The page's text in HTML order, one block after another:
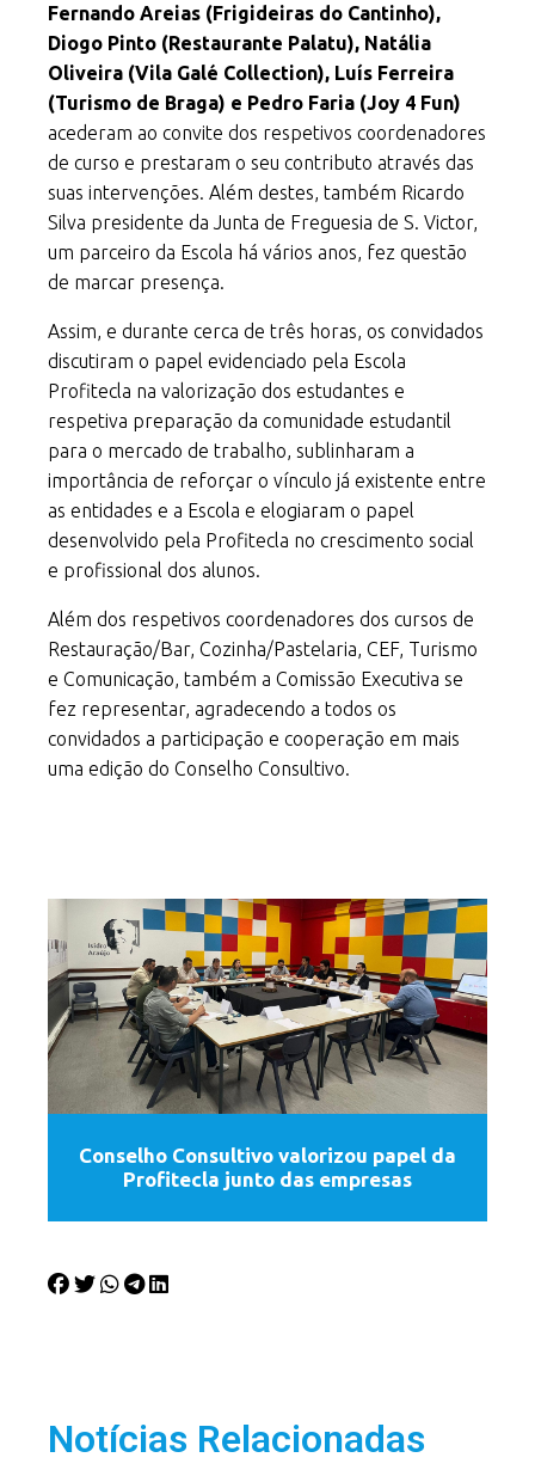
Fernando Areias (Frigideiras do Cantinho),
Diogo Pinto (Restaurante Palatu), Natália
Oliveira (Vila Galé Collection), Luís Ferreira
(Turismo de Braga) e Pedro Faria (Joy 4 Fun)
acederam ao convite dos respetivos coordenadores
de curso e prestaram o seu contributo através das
suas intervenções. Além destes, também Ricardo
Silva presidente da Junta de Freguesia de S. Victor,
um parceiro da Escola há vários anos, fez questão
de marcar presença.
Assim, e durante cerca de três horas, os convidados
discutiram o papel evidenciado pela Escola
Profitecla na valorização dos estudantes e
respetiva preparação da comunidade estudantil
para o mercado de trabalho, sublinharam a
importância de reforçar o vínculo já existente entre
as entidades e a Escola e elogiaram o papel
desenvolvido pela Profitecla no crescimento social
e profissional dos alunos.
Além dos respetivos coordenadores dos cursos de
Restauração/Bar, Cozinha/Pastelaria, CEF, Turismo
e Comunicação, também a Comissão Executiva se
fez representar, agradecendo a todos os
convidados a participação e cooperação em mais
uma edição do Conselho Consultivo.
Conselho Consultivo valorizou papel da
Profitecla junto das empresas
Notícias Relacionadas